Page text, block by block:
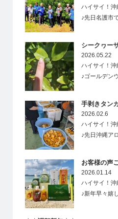
ハイサイ！
♪先日名護市
シークヮー
2026.05.22
ハイサイ！
♪ゴールデン
手剥きタン
2026.02.6
ハイサイ！
♪先日沖縄ア
お客様の声
2026.01.14
ハイサイ！
♪新年早々嬉